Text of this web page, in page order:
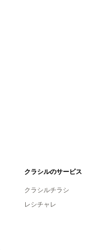
クラシルのサービス
クラシルチラシ
レシチャレ